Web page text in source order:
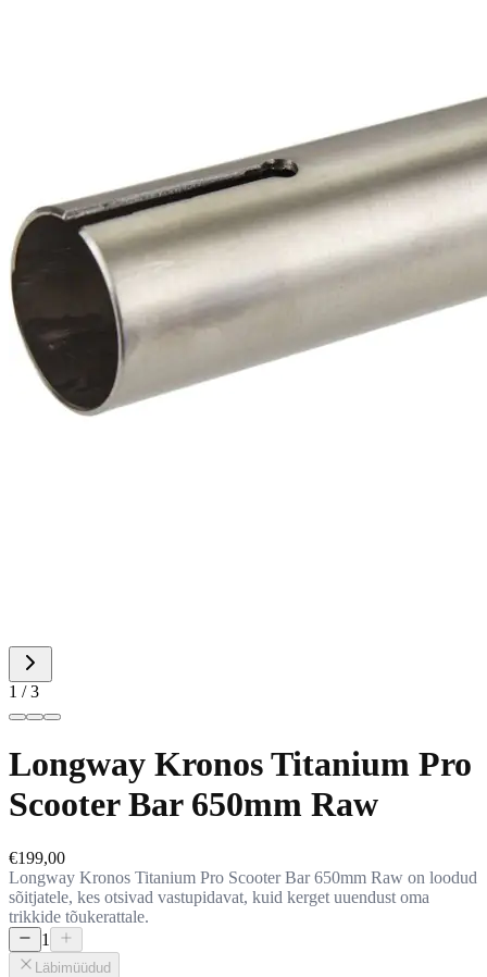
1 /3
Longway Kronos Titanium Pro
Scooter Bar 650mm Raw
€199,00
Longway Kronos Titanium Pro Scooter Bar 650mm Raw on loodud
sõitjatele, kes otsivad vastupidavat, kuid kerget uuendust oma
trikkide tõukerattale.
1
Läbimüüdud